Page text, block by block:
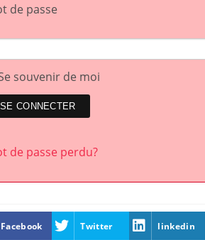
de passe
souvenir de moi
de passe perdu?
Facebook Twitter linkedin